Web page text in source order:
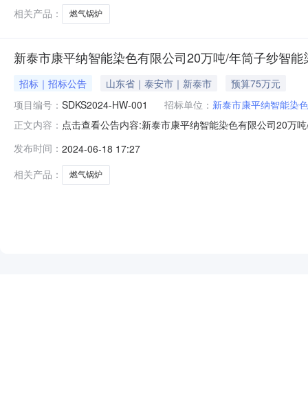
相关产品：
燃气锅炉
新泰市康平纳智能染色有限公司20万吨/年筒子纱智
招标｜招标公告 山东省｜泰安市｜新泰市
预算75万元
项目编号： SDKS2024-HW-001 招标单位： 新泰市康平纳智能染
正文内容： 点击查看公告内容:新泰市康平纳智能染色有限公司20万
能染色工厂新上15吨燃气锅炉项目已由项目审批/核准/备
方式为
发布时间： 2024-06-18 17:27
相关产品：
燃气锅炉